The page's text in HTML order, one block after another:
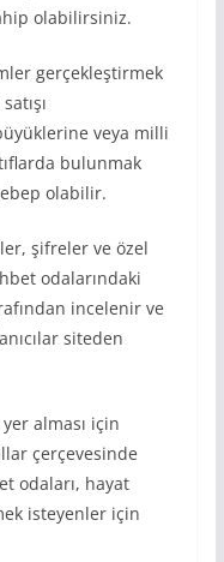
olabilirsiniz.
gerçekleştirmek
veya milli
bulunmak
olabilir.
şifreler ve özel
odalarındaki
incelenir ve
siteden
alması için
çerçevesinde
odaları, hayat
isteyenler için